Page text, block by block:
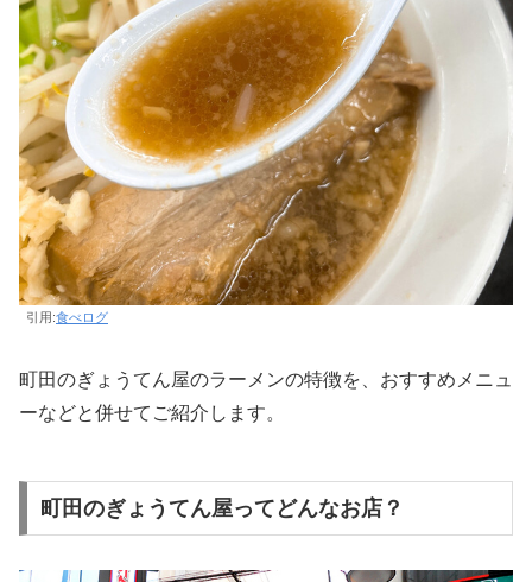
引用:食べログ
町田のぎょうてん屋のラーメンの特徴を、おすすめメニュ
ーなどと併せてご紹介します。
町田のぎょうてん屋ってどんなお店？